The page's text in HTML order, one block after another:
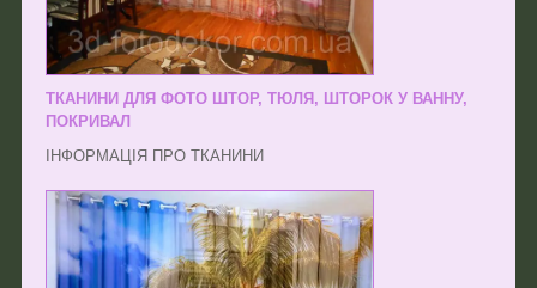
ТКАНИНИ ДЛЯ ФОТО ШТОР, ТЮЛЯ, ШТОРОК У ВАННУ,
ПОКРИВАЛ
ІНФОРМАЦІЯ ПРО ТКАНИНИ